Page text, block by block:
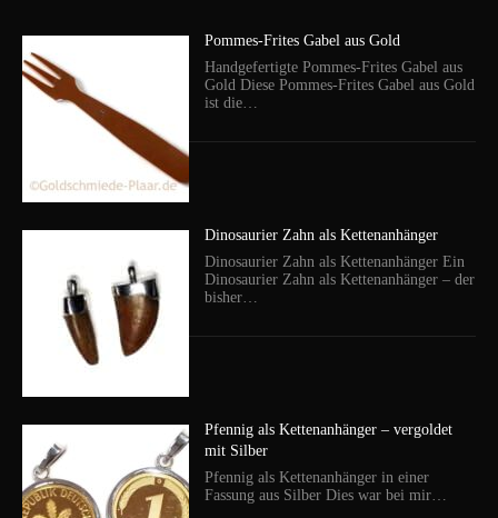
Pommes-Frites Gabel aus Gold
Handgefertigte Pommes-Frites Gabel aus
Gold Diese Pommes-Frites Gabel aus Gold
ist die…
Dinosaurier Zahn als Kettenanhänger
Dinosaurier Zahn als Kettenanhänger Ein
Dinosaurier Zahn als Kettenanhänger – der
bisher…
Pfennig als Kettenanhänger – vergoldet
mit Silber
Pfennig als Kettenanhänger in einer
Fassung aus Silber Dies war bei mir…